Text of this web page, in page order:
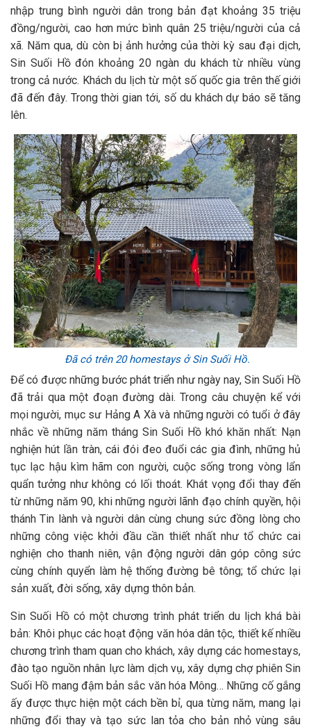
nhập trung bình người dân trong bản đạt khoảng 35 triệu
đồng/người, cao hơn mức bình quân 25 triệu/người của cả
xã. Năm qua, dù còn bị ảnh hưởng của thời kỳ sau đại dịch,
Sin Suối Hồ đón khoảng 20 ngàn du khách từ nhiều vùng
trong cả nước. Khách du lịch từ một số quốc gia trên thế giới
đã đến đây. Trong thời gian tới, số du khách dự báo sẽ tăng
lên.
Đã có trên 20 homestays ở Sin Suối Hồ.
Để có được những bước phát triển như ngày nay, Sin Suối Hồ
đã trải qua một đoạn đường dài. Trong câu chuyện kể với
mọi người, mục sư Hảng A Xà và những người có tuổi ở đây
nhắc về những năm tháng Sin Suối Hồ khó khăn nhất: Nạn
nghiện hút lần tràn, cái đói đeo đuổi các gia đình, những hủ
tục lạc hậu kìm hãm con người, cuộc sống trong vòng lẩn
quẩn tưởng như không có lối thoát. Khát vọng đổi thay đến
từ những năm 90, khi những người lãnh đạo chính quyền, hội
thánh Tin lành và người dân cùng chung sức đồng lòng cho
những công việc khởi đầu cần thiết nhất như tổ chức cai
nghiện cho thanh niên, vận động người dân góp công sức
cùng chính quyển làm hệ thống đường bê tông; tổ chức lại
sản xuất, đời sống, xây dựng thôn bản.
Sin Suối Hồ có một chương trình phát triển du lịch khá bài
bản: Khôi phục các hoạt động văn hóa dân tộc, thiết kế nhiều
chương trình tham quan cho khách, xây dựng các homestays,
đào tạo nguồn nhân lực làm dịch vụ, xây dựng chợ phiên Sin
Suối Hồ mang đậm bản sắc văn hóa Mông… Những cố gắng
ấy được thực hiện một cách bền bỉ, qua từng năm, mang lại
những đổi thay và tạo sức lan tỏa cho bản nhỏ vùng sâu